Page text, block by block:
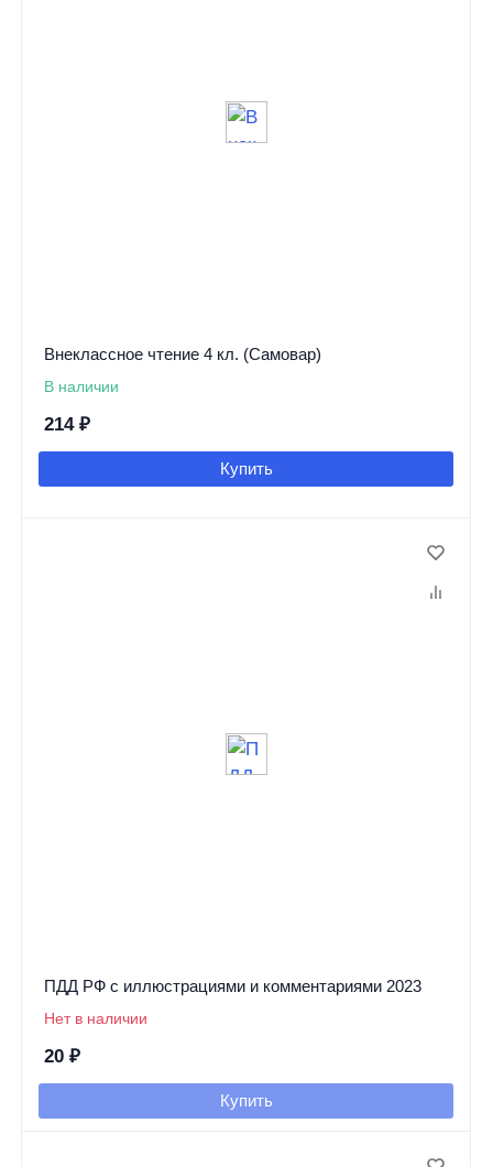
Внеклассное чтение 4 кл. (Самовар)
В наличии
214 ₽
Купить
ПДД РФ с иллюстрациями и комментариями 2023
Нет в наличии
20 ₽
Купить